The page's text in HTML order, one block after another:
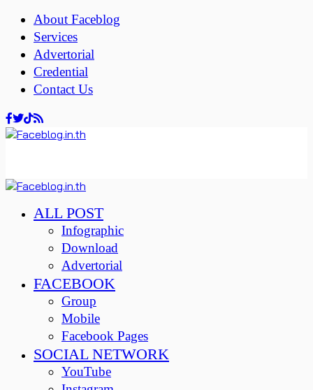
About Faceblog
Services
Advertorial
Credential
Contact Us
ALL POST
Infographic
Download
Advertorial
FACEBOOK
Group
Mobile
Facebook Pages
SOCIAL NETWORK
YouTube